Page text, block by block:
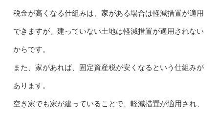
税金が高くなる仕組みは、家がある場合は軽減措置が適用
できますが、建っていない土地は軽減措置が適用されない
からです。
また、家があれば、固定資産税が安くなるという仕組みが
あります。
空き家でも家が建っていることで、軽減措置が適用され、